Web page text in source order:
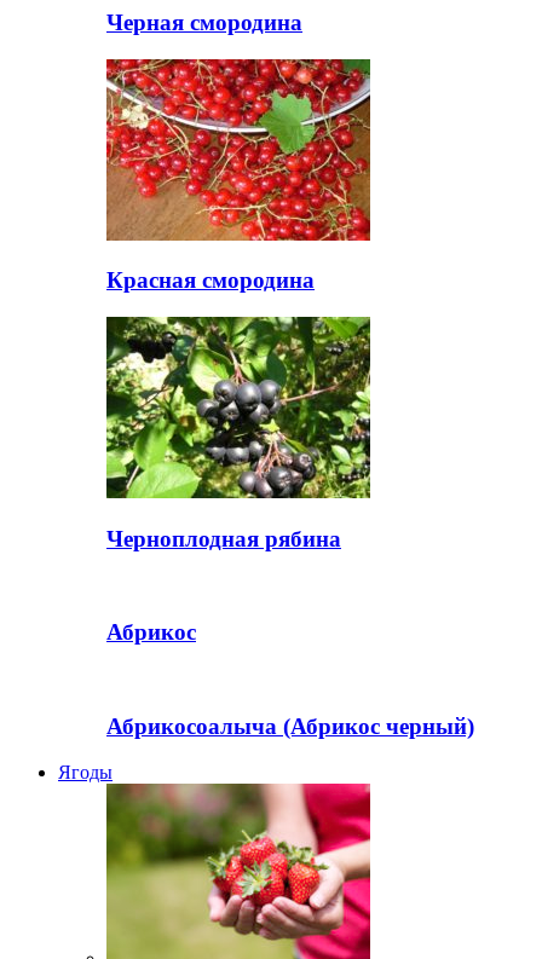
Черная смородина
Красная смородина
Черноплодная рябина
Абрикос
Абрикосоалыча (Абрикос черный)
Ягоды